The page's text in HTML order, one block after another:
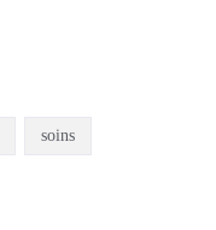
soins